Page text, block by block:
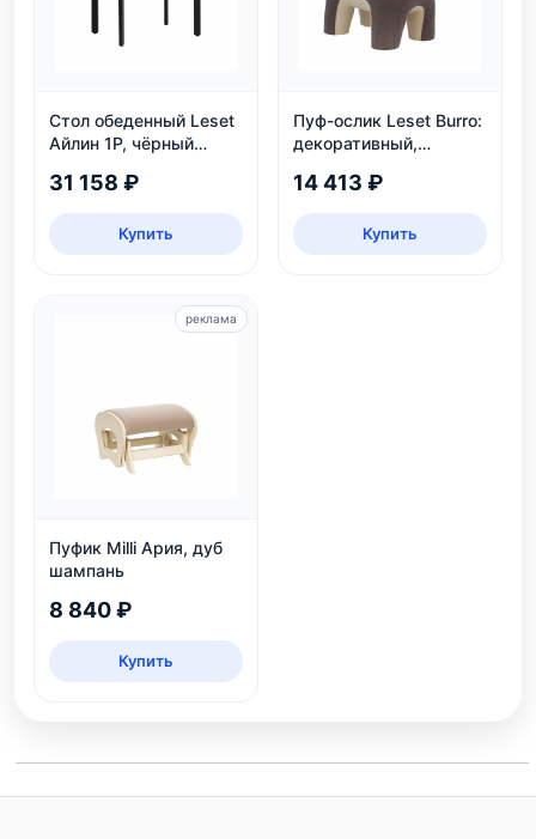
Стол обеденный Leset
Айлин 1Р, чёрный
31 158 ₽
Купить
Пуф-ослик Leset Burro:
декоративный,
и детской
14 413 ₽
Купить
Пуфик Milli Ария, дуб
шампань
8 840 ₽
Купить
реклама